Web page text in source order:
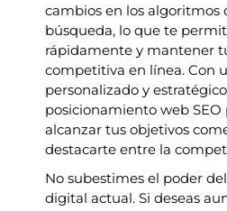
cambios en los algoritmos
búsqueda, lo que te
rápidamente y mantener
competitiva en línea. Con
personalizado y
posicionamiento web
alcanzar tus objetivos
destacarte entre la
No subestimes el poder
digital actual. Si deseas